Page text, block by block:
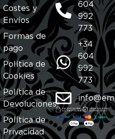
Costes y
Envíos
Formas de
pago
Política de
Cookies
Política de
Devoluciones
Política de
Privacidad
604
992
773
+34
604
992
773